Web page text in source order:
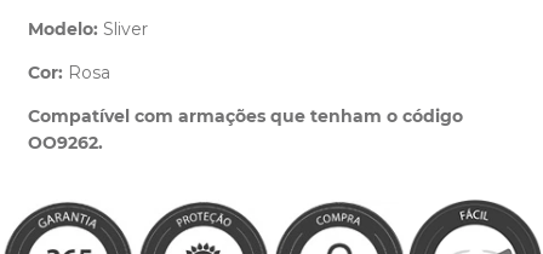
Modelo: Sliver
Cor: Rosa
Compatível com armações que tenham o código
OO9262.